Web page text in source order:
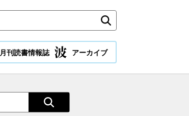
月刊読書情報誌 アーカイブ